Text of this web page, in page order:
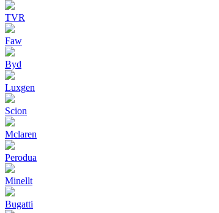
TVR
Faw
Byd
Luxgen
Scion
Mclaren
Perodua
Minellt
Bugatti